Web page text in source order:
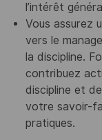
l’intérêt
Vous assurez
vers le
la discipline.
contribuez
discipline et
votre savoir-
pratiques.